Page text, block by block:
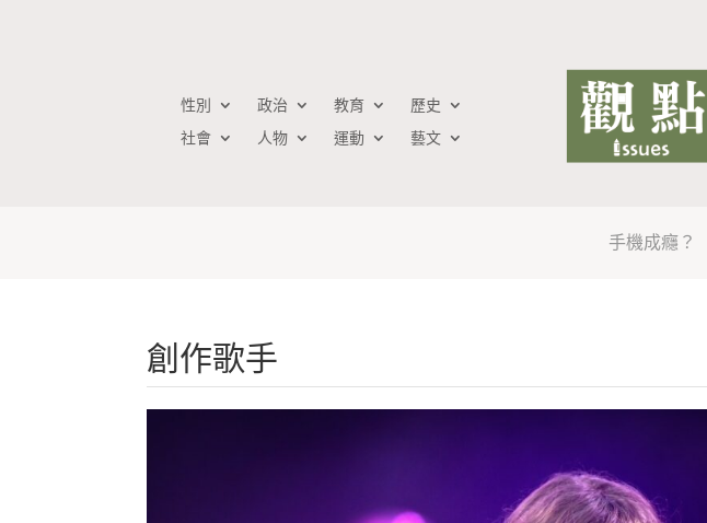
性別 政治 教育
歷史
社會
人物 運動 藝文
手機成癮？
創作歌手